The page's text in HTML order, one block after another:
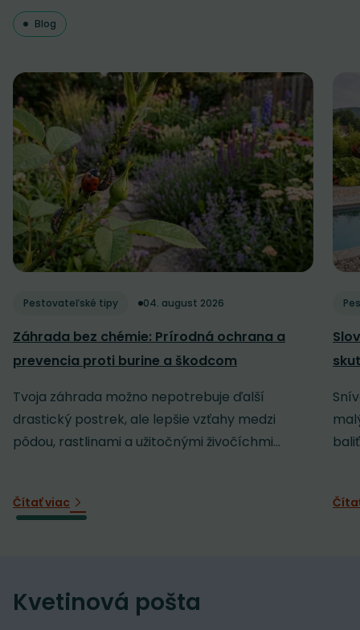
Blog
Pestovateľské tipy 04. august 2026
Záhrada bez chémie: Prírodná ochrana a
prevencia proti burine a škodcom
Tvoja záhrada možno nepotrebuje ďalší
drastický postrek, ale lepšie vzťahy medzi
pôdou, rastlinami a užitočnými živočíchmi...
Čítať viac
Kvetinová pošta